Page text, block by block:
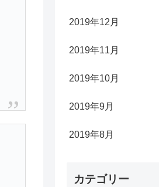
2019年12月
2019年11月
2019年10月
2019年9月
2019年8月
カテゴリー